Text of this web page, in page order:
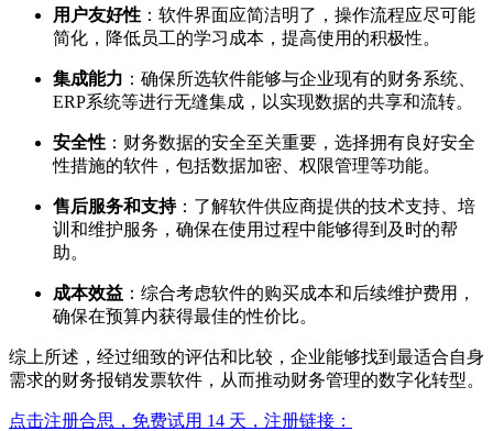
用户友好性 ：软件界面应简洁明了，操作流程应尽可能
简化，降低员工的学习成本，提高使用的积极性。
集成能力 ：确保所选软件能够与企业现有的财务系统、
ERP系统等进行无缝集成，以实现数据的共享和流转。
安全性 ：财务数据的安全至关重要，选择拥有良好安全
性措施的软件，包括数据加密、权限管理等功能。
售后服务和支持：了解软件供应商提供的技术支持、培
训和维护服务，确保在使用过程中能够得到及时的帮
助。
成本效益 ：综合考虑软件的购买成本和后续维护费用，
确保在预算内获得最佳的性价比。
综上所述，经过细致的评估和比较，企业能够找到最适合自身
需求的财务报销发票软件，从而推动财务管理的数字化转型。
点击注册合思，免费试用 14 天，注册链接：